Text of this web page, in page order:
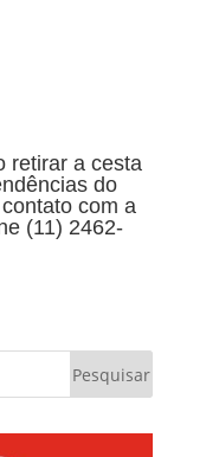
retirar a cesta
do
com a
(11) 2462-